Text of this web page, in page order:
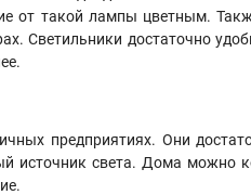
от такой лампы цветным.
Светильники достаточно
предприятиях. Они
источник света. Дома можно